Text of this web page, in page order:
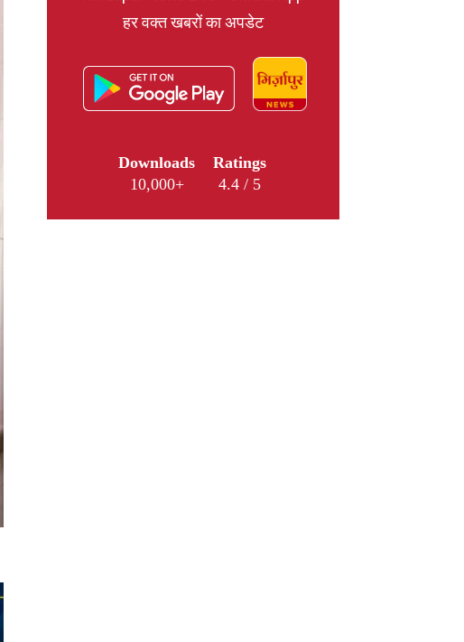
हर वक्त खबरों का अपडेट
Downloads
10,000+
Ratings
4.4 / 5